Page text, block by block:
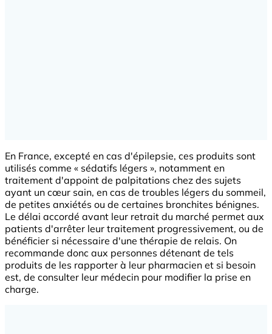
En France, excepté en cas d'épilepsie, ces produits sont
utilisés comme « sédatifs légers », notamment en
traitement d'appoint de palpitations chez des sujets
ayant un cœur sain, en cas de troubles légers du sommeil,
de petites anxiétés ou de certaines bronchites bénignes.
Le délai accordé avant leur retrait du marché permet aux
patients d'arrêter leur traitement progressivement, ou de
bénéficier si nécessaire d'une thérapie de relais. On
recommande donc aux personnes détenant de tels
produits de les rapporter à leur pharmacien et si besoin
est, de consulter leur médecin pour modifier la prise en
charge.